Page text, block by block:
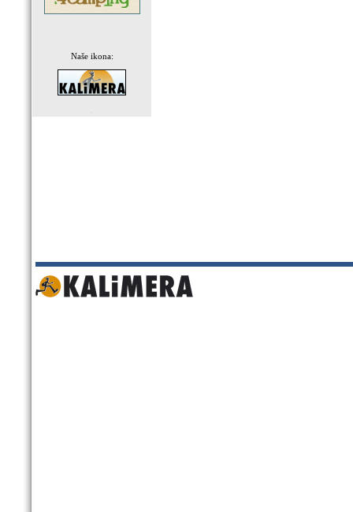
Naše ikona: